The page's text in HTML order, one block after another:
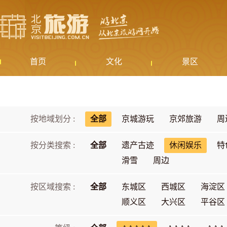
首页 文化 景区
按地域划分 : 全部 京城游玩 京郊旅游 周
按分类搜索 : 全部 遗产古迹 休闲娱乐
特
滑雪
周边
按区域搜索 : 全部 东城区 西城区
海淀区
顺义区
大兴区 平谷区